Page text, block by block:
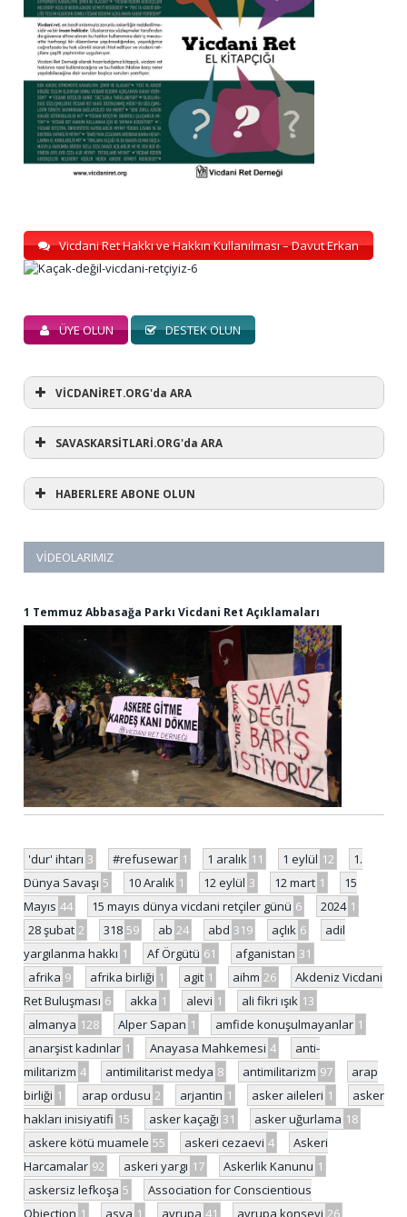
Vicdani Ret Hakkı ve Hakkın Kullanılması – Davut Erkan
ÜYE OLUN DESTEK OLUN
VİCDANİRET.ORG'da ARA
SAVASKARSİTLARİ.ORG'da ARA
HABERLERE ABONE OLUN
VIDEOLARIMIZ
1 Temmuz Abbasağa Parkı Vicdani Ret Açıklamaları
'dur' ihtarı 3 #refusewar 1 1 aralık 11 1 eylül 12
1.
Dünya Savaşı 5 10 Aralık 1 12 eylül 3 12 mart 1
15
Mayıs 44 15 mayıs dünya vicdani retçiler günü 6 2024 1
28 şubat 2 318 59 ab 24 abd 319 açlık 6
adil
yargılanma hakkı 1 Af Örgütü 61 afganistan 31
afrika 9 afrika birliği 1 agit 1 aihm 26
Akdeniz Vicdani
Ret Buluşması 6 akka 1 alevi 1 ali fikri ışık 13
almanya 128 Alper Sapan 1 amfide konuşulmayanlar 1
anarşist kadınlar 1 Anayasa Mahkemesi 4
anti-
militarizm 4 antimilitarist medya 8 antimilitarizm 97
arap
birliği 1 arap ordusu 2 arjantin 1 asker aileleri 1
asker
hakları inisiyatifi 15 asker kaçağı 31 asker uğurlama 18
askere kötü muamele 55 askeri cezaevi 4
Askeri
Harcamalar 92 askeri yargı 17 Askerlik Kanunu 1
askersiz lefkoşa 5
Association for Conscientious
Objection 1 asya 1 avrupa 41 avrupa konseyi 26